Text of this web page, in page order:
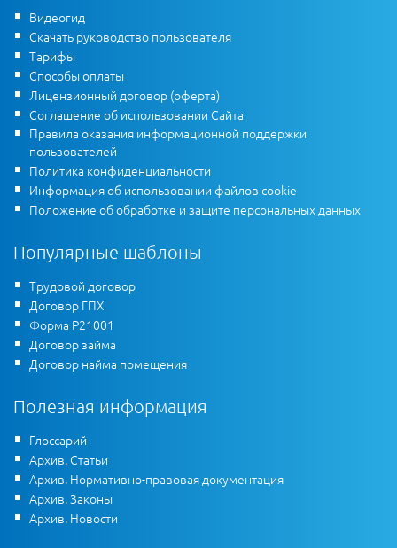
Видеогид
Скачать руководство пользователя
Тарифы
Способы оплаты
Лицензионный договор (оферта)
Соглашение об использовании Сайта
Правила оказания информационной поддержки
пользователей
Политика конфиденциальности
Информация об использовании файлов cookie
Положение об обработке и защите персональных данных
Популярные шаблоны
Трудовой договор
Договор ГПХ
Форма Р21001
Договор займа
Договор найма помещения
Полезная информация
Глоссарий
Архив. Статьи
Архив. Нормативно-правовая документация
Архив. Законы
Архив. Новости